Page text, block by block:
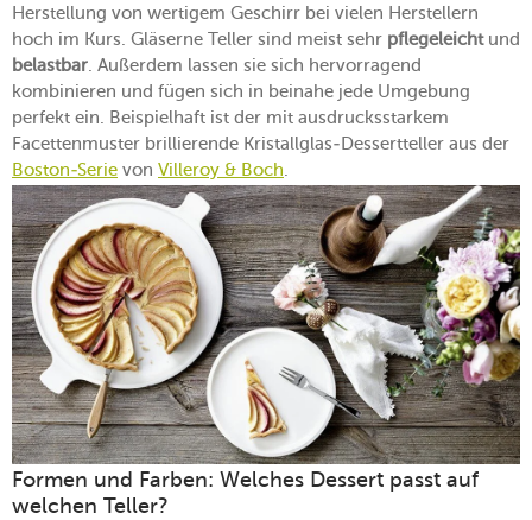
Herstellung von wertigem Geschirr bei vielen Herstellern
hoch im Kurs. Gläserne Teller sind meist sehr pflegeleichtund
belastbar . Außerdem lassen sie sich hervorragend
kombinieren und fügen sich in beinahe jede Umgebung
perfekt ein. Beispielhaft ist der mit ausdrucksstarkem
Facettenmuster brillierende Kristallglas-Dessertteller aus der
Boston-Serie von Villeroy & Boch
Formen und Farben: Welches Dessert passt auf
welchen Teller?